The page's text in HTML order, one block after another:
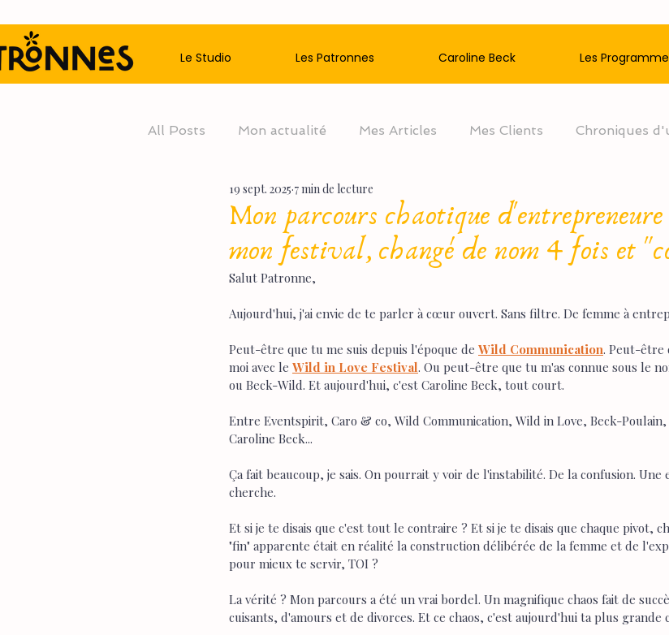
Le Studio Les Patronnes Caroline Beck Les
All Posts Mon actualité Mes Articles Mes Clients Chroniques
Mon parcours chaotique
mon festival, changé de nom 4 fois et
19 sept. 2025 7 min de lecture
Salut Patronne,
Aujourd'hui, j'ai envie de te parler à cœur ouvert. Sans filtre. De femme à
Peut-être que tu me suis depuis l'époque de Wild Communication. Peut-être
moi avec le Wild in Love Festival. Ou peut-être que tu m'as connue sous le
ou Beck-Wild. Et aujourd'hui, c'est Caroline Beck, tout court.
Entre Eventspirit, Caro & co, Wild Communication, Wild in Love, Beck-
Caroline Beck...
Ça fait beaucoup, je sais. On pourrait y voir de l'instabilité. De la confusion.
cherche.
Et si je te disais que c'est tout le contraire ? Et si je te disais que chaque pivot,
"fin" apparente était en réalité la construction délibérée de la femme et de
pour mieux te servir, TOI ?
La vérité ? Mon parcours a été un vrai bordel. Un magnifique chaos fait de
cuisants, d'amours et de divorces. Et ce chaos, c'est aujourd'hui ta plus grande